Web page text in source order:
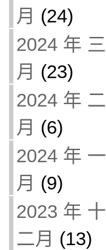
月 (24)
2024 年 三
月 (23)
2024 年 二
月 (6)
2024 年 一
月 (9)
2023 年 十
二月 (13)